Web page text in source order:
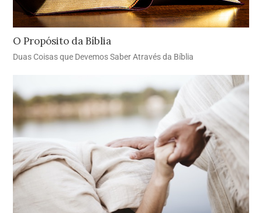
O Propósito da Bíblia
Duas Coisas que Devemos Saber Através da Bíblia